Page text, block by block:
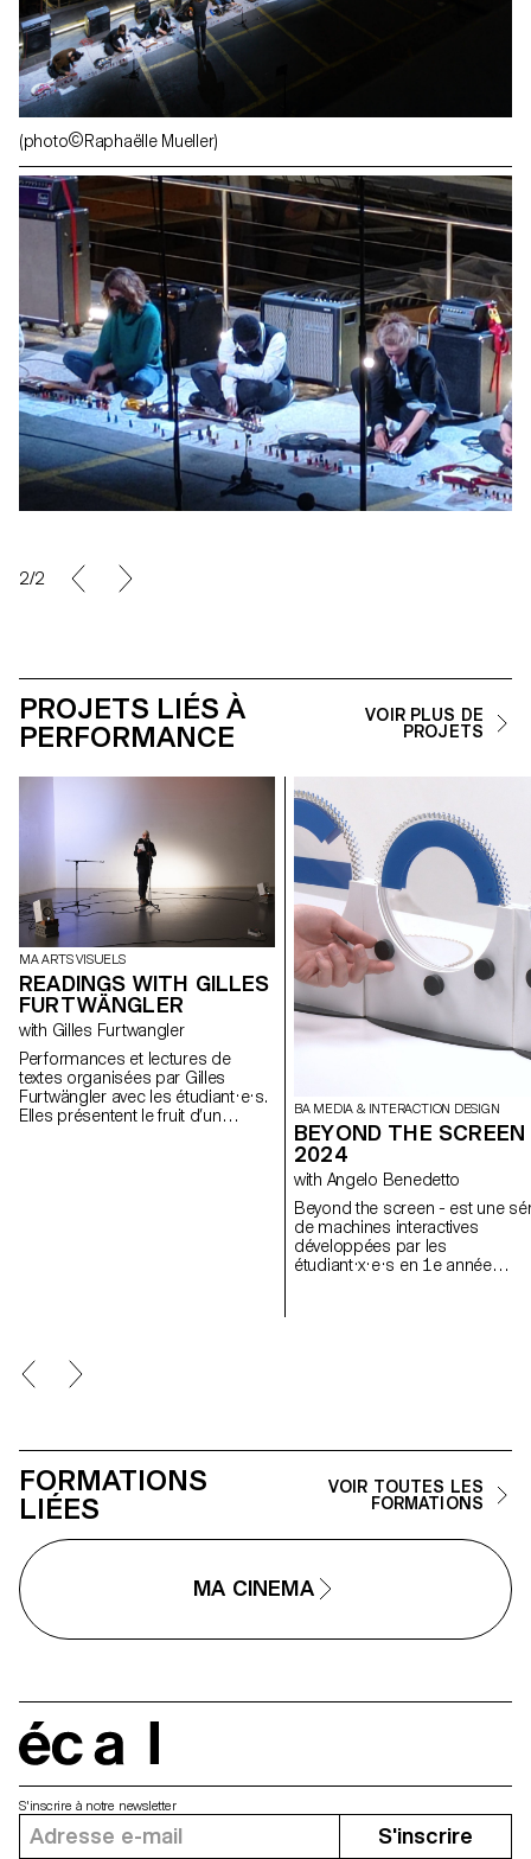
(photo©Raphaëlle Mueller)
2/2
PROJETS LIÉS À
PERFORMANCE
VOIR PLUS DE
PROJETS
MA ARTS VISUELS
READINGS WITH GILLES
FURTWÄNGLER
with Gilles Furtwangler
Performances et lectures de
textes organisées par Gilles
Furtwängler avec les étudiant·e·s.
Elles présentent le fruit d’un
BA MEDIA & INTERACTION DESIGN
BEYOND THE
2024
with Angelo Benedetto
Beyond the screen - est une
de machines interactives
développées par les
étudiant·x·e·s en 1e année
FORMATIONS
LIÉES
VOIR TOUTES LES
FORMATIONS
MA CINEMA
S'inscrire à notre newsletter
S'inscrire